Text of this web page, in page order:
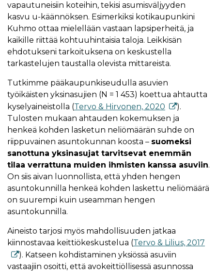
vapautuneisiin koteihin, tekisi asumisväljyyden
kasvu u-käännöksen. Esimerkiksi kotikaupunkini
Kuhmo ottaa mielellään vastaan lapsiperheitä, ja
kaikille riittää kohtuuhintaisia taloja. Leikkisän
ehdotukseni tarkoituksena on keskustella
tarkastelujen taustalla olevista mittareista.
Tutkimme pääkaupunkiseudulla asuvien
työikäisten yksinasujien (N = 1 453) koettua ahtautta
kyselyaineistolla (Tervo & Hirvonen, 2020
).
Tulosten mukaan ahtauden kokemuksen ja
henkeä kohden lasketun neliömäärän suhde on
riippuvainen asuntokunnan koosta – suomeksi
sanottuna yksinasujat tarvitsevat enemmän
tilaa verrattuna muiden ihmisten kanssa asuviin.
On siis aivan luonnollista, että yhden hengen
asuntokunnilla henkeä kohden laskettu neliömäärä
on suurempi kuin useamman hengen
asuntokunnilla.
Aineisto tarjosi myös mahdollisuuden jatkaa
kiinnostavaa keittiökeskustelua (Tervo & Lilius, 2017
). Katseen kohdistaminen yksiössä asuviin
vastaajiin osoitti, että avokeittiöllisessä asunnossa